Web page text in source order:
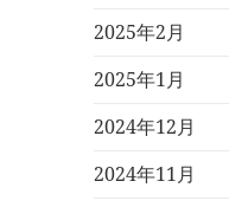
2025年2月
2025年1月
2024年12月
2024年11月